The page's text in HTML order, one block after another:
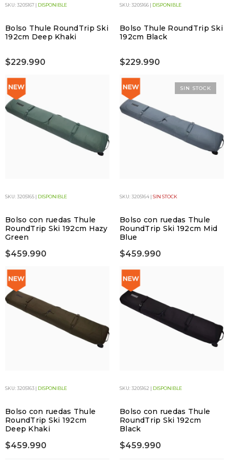
SKU: 3205167 | DISPONIBLE
Bolso Thule RoundTrip Ski
192cm Deep Khaki
$229.990
SKU: 3205166 | DISPONIBLE
Bolso Thule RoundTrip Ski
192cm Black
$229.990
SKU: 3205165 | DISPONIBLE
Bolso con ruedas Thule
RoundTrip Ski 192cm Hazy
Green
$459.990
SKU: 3205164 | SIN STOCK
Bolso con ruedas Thule
RoundTrip Ski 192cm Mid
Blue
$459.990
SIN STOCK
SKU: 3205163 | DISPONIBLE
Bolso con ruedas Thule
RoundTrip Ski 192cm
Deep Khaki
$459.990
SKU: 3205162 | DISPONIBLE
Bolso con ruedas Thule
RoundTrip Ski 192cm
Black
$459.990